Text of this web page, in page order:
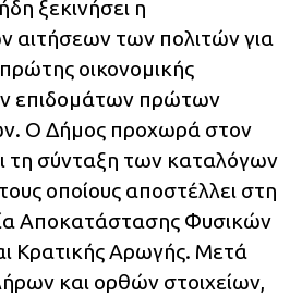
ξεκινήσει η
αιτήσεων των πολιτών για
οικονομικής
επιδομάτων πρώτων
Ο Δήμος προχωρά στον
τη σύνταξη των καταλόγων
οποίους αποστέλλει στη
Αποκατάστασης Φυσικών
Κρατικής Αρωγής. Μετά
και ορθών στοιχείων,